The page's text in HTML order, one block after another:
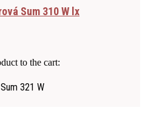
Sum 310 W lx
to the cart:
321 W